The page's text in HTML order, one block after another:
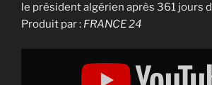
le président algérien après 361 jours
Produit par : FRANCE 24
Display